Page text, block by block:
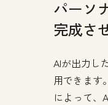
パーソ
完成さ
AIが出力し
用できます
によって、